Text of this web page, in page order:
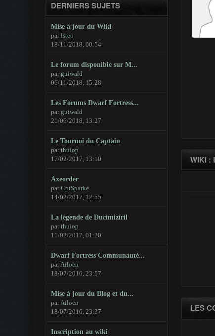
DERNIERS SUJETS
Mise à jour du Wiki
parlstep
18/11/2018, 00:54
Le forum disponible sur M...
par guiwald
06/11/2018, 15:28
Les Forums Dwarf Fortress...
par guiwald
21/06/2018, 13:27
Le Tournoi du Captain
parthuiop
17/02/2017, 13:10
Axeorder
parCptSparke
14/02/2017, 12:55
La légende de Ducimiziril
parthuiop
11/02/2017, 01:20
Dwarf Fortress Communauté...
parAiloen
18/07/2016, 23:57
Mise à jour du Blog et du...
parAiloen
18/07/2016, 23:37
Inscription au wiki
WIKI :
LES